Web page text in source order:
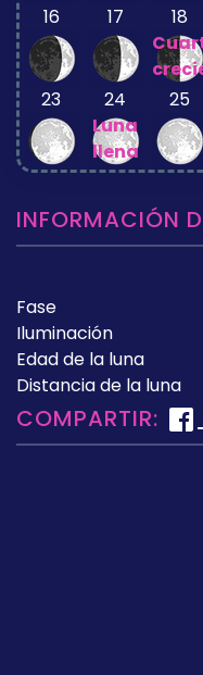
16 17
18
23
24
Luna
llena
25
INFORMACIÓN
Fase
Iluminación
Edad de la luna
Distancia de la luna
COMPARTIR: